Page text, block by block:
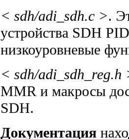
< sdh/adi_sdh.c >.
устройства SDH
низкоуровневые
< sdh/adi_sdh_reg.h
MMR и макросы
SDH.
Документация